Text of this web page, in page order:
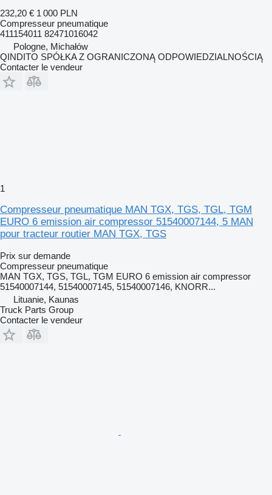
232,20 € 1 000 PLN
Compresseur pneumatique
411154011 82471016042
Pologne, Michałów
QINDITO SPÓŁKA Z OGRANICZONĄ ODPOWIEDZIALNOŚCIĄ
Contacter le vendeur
1
Compresseur pneumatique MAN TGX, TGS, TGL, TGM
EURO 6 emission air compressor 51540007144, 5 MAN
pour tracteur routier MAN TGX, TGS
Prix sur demande
Compresseur pneumatique
MAN TGX, TGS, TGL, TGM EURO 6 emission air compressor
51540007144, 51540007145, 51540007146, KNORR...
Lituanie, Kaunas
Truck Parts Group
Contacter le vendeur